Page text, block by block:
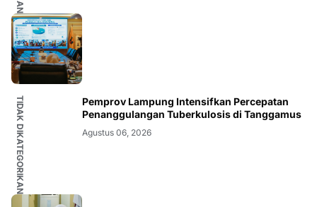
TIDAK DIKATEGORIKAN
Pemprov Lampung Intensifkan Percepatan
Penanggulangan Tuberkulosis di Tanggamus
Agustus 06, 2026